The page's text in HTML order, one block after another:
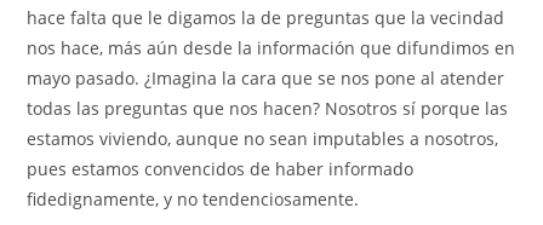
hace falta que le digamos la de preguntas que la vecindad
nos hace, más aún desde la información que difundimos en
mayo pasado. ¿Imagina la cara que se nos pone al atender
todas las preguntas que nos hacen? Nosotros sí porque las
estamos viviendo, aunque no sean imputables a nosotros,
pues estamos convencidos de haber informado
fidedignamente, y no tendenciosamente.